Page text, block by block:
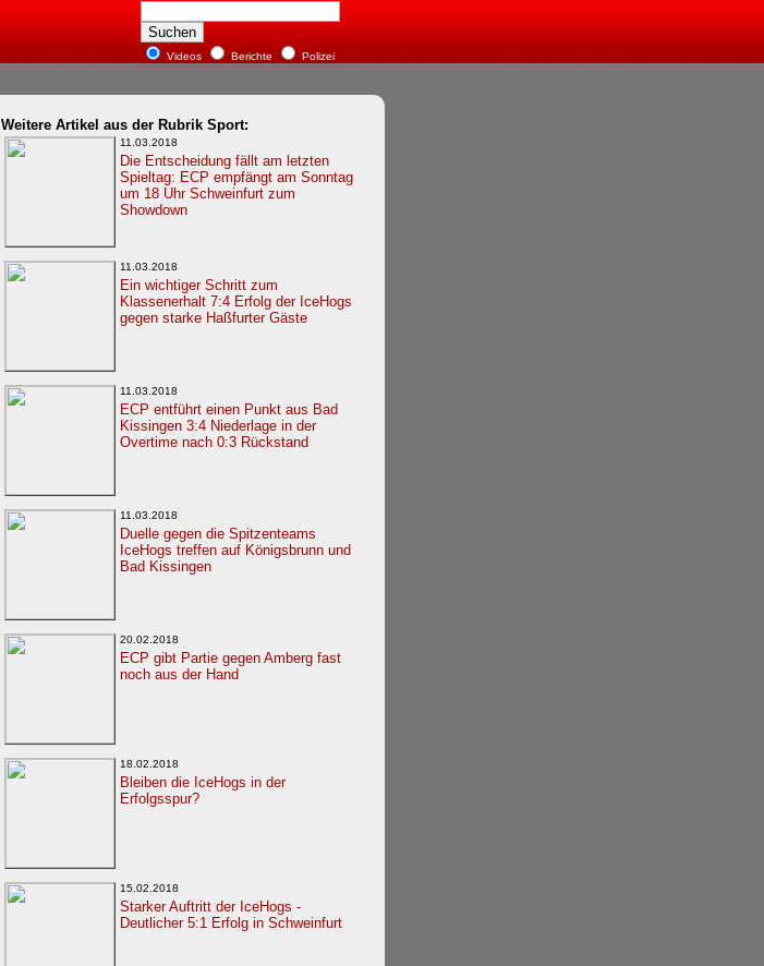
Videos Berichte Polizei
Weitere Artikel aus der Rubrik Sport:
11.03.2018
Die Entscheidung fällt am letzten
Spieltag: ECP empfängt am Sonntag
um 18 Uhr Schweinfurt zum
Showdown
11.03.2018
Ein wichtiger Schritt zum
Klassenerhalt 7:4 Erfolg der IceHogs
gegen starke Haßfurter Gäste
11.03.2018
ECP entführt einen Punkt aus Bad
Kissingen 3:4 Niederlage in der
Overtime nach 0:3 Rückstand
11.03.2018
Duelle gegen die Spitzenteams
IceHogs treffen auf Königsbrunn und
Bad Kissingen
20.02.2018
ECP gibt Partie gegen Amberg fast
noch aus der Hand
18.02.2018
Bleiben die IceHogs in der
Erfolgsspur?
15.02.2018
Starker Auftritt der IceHogs -
Deutlicher 5:1 Erfolg in Schweinfurt